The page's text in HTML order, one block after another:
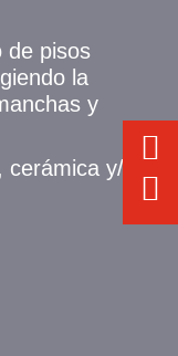
de pisos
la
y
y/o